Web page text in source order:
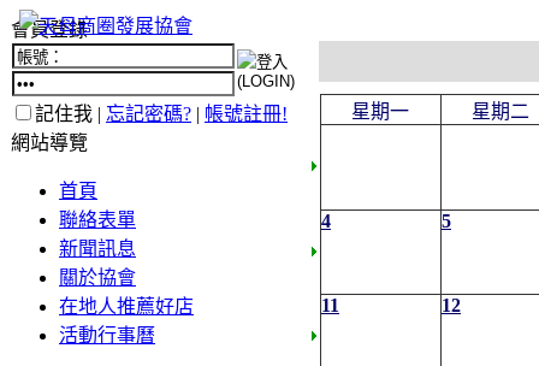
會員登錄
記住我 | 忘記密碼? | 帳號註冊!
網站導覽
首頁
聯絡表單
新聞訊息
關於協會
在地人推薦好店
活動行事曆
星期一 星期二
4 5
11 12